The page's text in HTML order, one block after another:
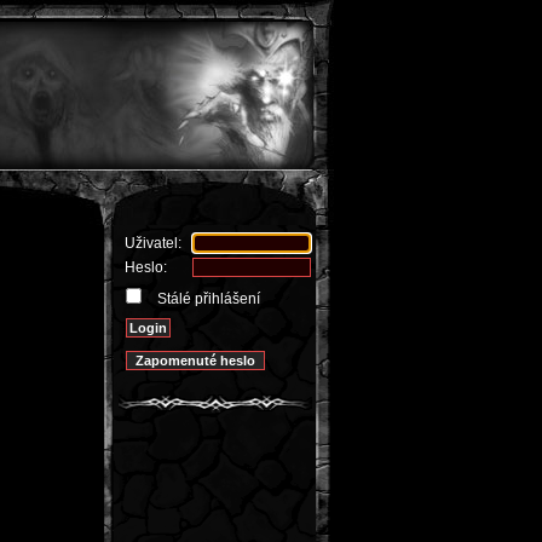
Uživatel:
Heslo:
Stálé přihlášení